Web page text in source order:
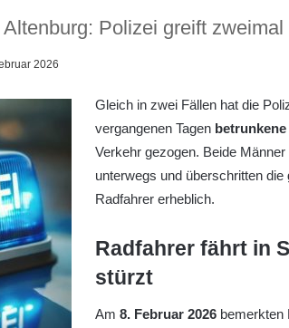
Polizei greift zweimal
2026
Gleich in zwei Fällen hat die
vergangenen Tagen
Verkehr gezogen. Beide
unterwegs und überschritten
Radfahrer erheblich.
Radfahrer fährt in
stürzt
Am8. Februar 2026 bemerkten